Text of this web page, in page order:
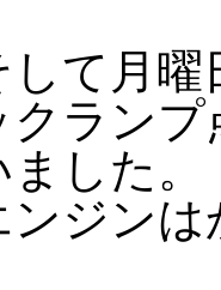
して月曜
クラン
ました。
ンジンは